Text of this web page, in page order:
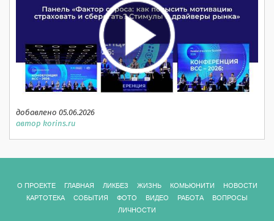
добавлено 05.06.2026
автор korins.ru
О ПРОЕКТЕ ГЛАВНАЯ ЛИКБЕЗ ЖИЗНЬ КОМЬЮНИТИ
НОВОСТИ
КАРТОТЕКА
СОБЫТИЯ ФОТО ВИДЕО РАБОТА
ВОПРОСЫ
ЛИЧНОСТИ